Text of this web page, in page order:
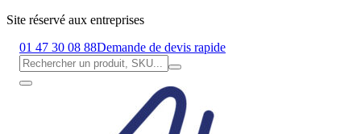
Site réservé aux entreprises
01 47 30 08 88Demande de devis rapide